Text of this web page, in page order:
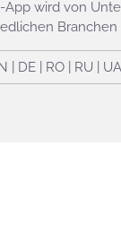
App wird von
Branchen
| DE | RO | RU |